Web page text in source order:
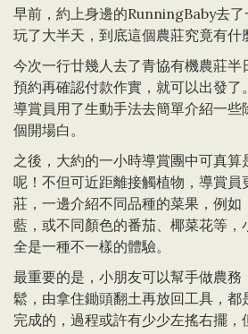
早前，約上身邊的RunningBaby去
玩了大半天，到底這個農莊究竟有什
今次一行廿幾人去了青協有機農莊半
預約再確認付款作實，就可以出發了
導賞員用了生動手法去簡單介紹一些
個開場白。
之後，大約的一小時導賞團中可真算
呢！不但可近距離接觸植物，導賞員
莊，一邊介紹不同品種的菜果，例如
藍，或不同顏色的番茄、椰菜花等，
全是一種不一樣的體驗。
最重要的是，小朋友可以幫手做農務
鬆，由拿住鋤頭翻土再放回工具，都
完成的，過程或許有少少左搖右擺，